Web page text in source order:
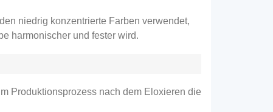
niedrig konzentrierte Farben verwendet,
harmonischer und fester wird.
Produktionsprozess nach dem Eloxieren die